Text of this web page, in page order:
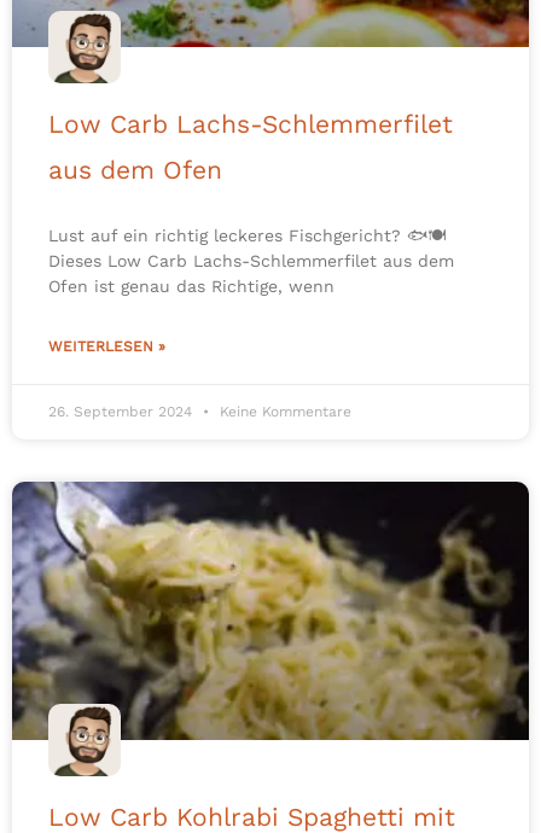
Low Carb Lachs-Schlemmerfilet
aus dem Ofen
Lust auf ein richtig leckeres Fischgericht? 🐟🍽️
Dieses Low Carb Lachs-Schlemmerfilet aus dem
Ofen ist genau das Richtige, wenn
WEITERLESEN »
26. September 2024 Keine Kommentare
Low Carb Kohlrabi Spaghetti mit